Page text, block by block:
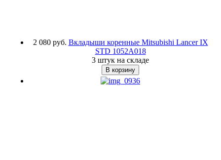
2 080 руб. Вкладыши коренные Mitsubishi Lancer IX
STD 1052A018
3 штук на складе